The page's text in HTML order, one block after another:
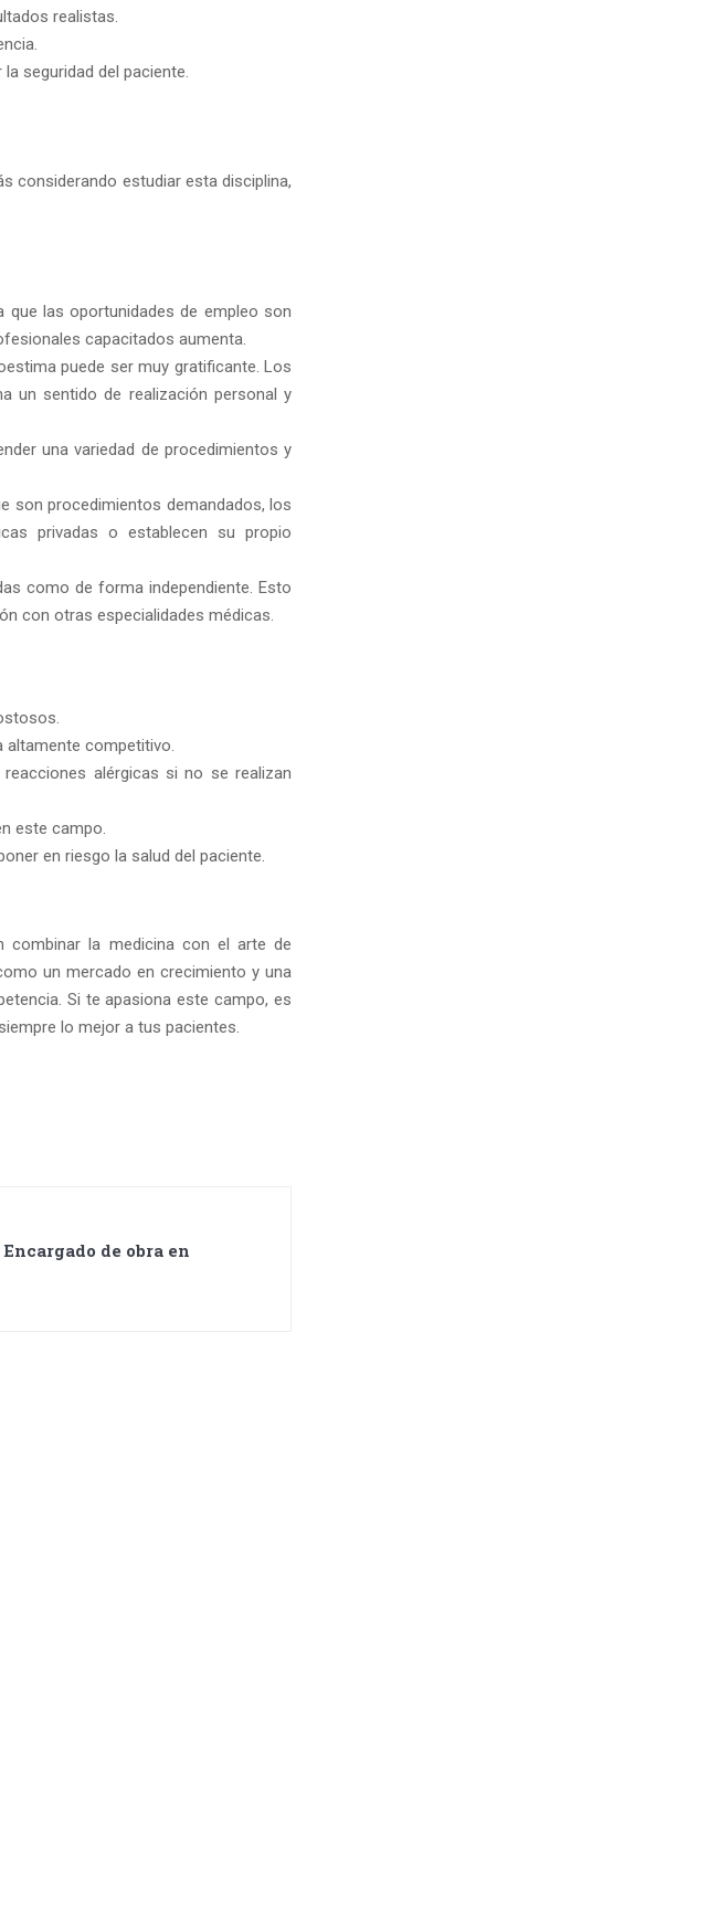
realistas.
seguridad del paciente.
considerando estudiar esta disciplina,
las oportunidades de empleo son
capacitados aumenta.
puede ser muy gratificante. Los
un sentido de realización personal y
una variedad de procedimientos y
son procedimientos demandados, los
privadas o establecen su propio
como de forma independiente. Esto
con otras especialidades médicas.
altamente competitivo.
alérgicas si no se realizan
este campo.
en riesgo la salud del paciente.
combinar la medicina con el arte de
un mercado en crecimiento y una
Si te apasiona este campo, es
lo mejor a tus pacientes.
de obra en